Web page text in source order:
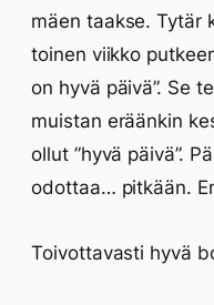
mäen taakse. Tytär
toinen viikko
on hyvä päivä”. Se
muistan eräänkin
ollut ”hyvä päivä”.
odottaa… pitkään.
Toivottavasti hyvä